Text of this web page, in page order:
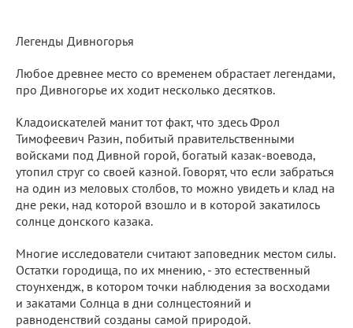
Легенды Дивногорья
Любое древнее место со временем обрастает легендами,
про Дивногорье их ходит несколько десятков.
Кладоискателей манит тот факт, что здесь Фрол
Тимофеевич Разин, побитый правительственными
войсками под Дивной горой, богатый казак-воевода,
утопил струг со своей казной. Говорят, что если забраться
на один из меловых столбов, то можно увидеть и клад на
дне реки, над которой взошло и в которой закатилось
солнце донского казака.
Многие исследователи считают заповедник местом силы.
Остатки городища, по их мнению, - это естественный
стоунхендж, в котором точки наблюдения за восходами
и закатами Солнца в дни солнцестояний и
равноденствий созданы самой природой.